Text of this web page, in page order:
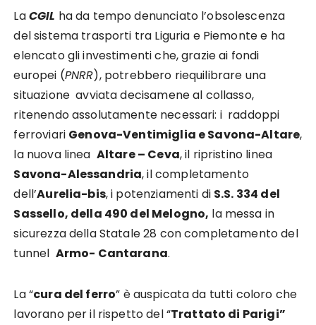
LaCGIL ha da tempo denunciato l’obsolescenza
del sistema trasporti tra Liguria e Piemonte e ha
elencato gli investimenti che, grazie ai fondi
europei (PNRR), potrebbero riequilibrare una
situazione avviata decisamene al collasso,
ritenendo assolutamente necessari: i raddoppi
ferroviari Genova-Ventimiglia e Savona-Altare,
la nuova linea Altare – Ceva, il ripristino linea
Savona-Alessandria, il completamento
dell’Aurelia-bis, i potenziamenti di S.S. 334 del
Sassello, della 490 del Melogno, la messa in
sicurezza della Statale 28 con completamento del
tunnel Armo- Cantarana.
La “cura del ferro” è auspicata da tutti coloro che
lavorano per il rispetto del “Trattato di Parigi”